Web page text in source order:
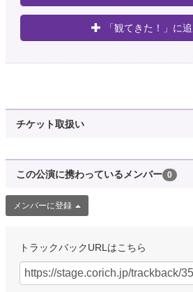
「観てきた！」に
チケット取扱い
この公演に携わっているメンバー 0
メンバーに登録
トラックバックURLはこちら